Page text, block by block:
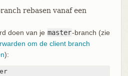
rebasen vanaf een
doen van je master-branch (zie
om de client branch
):